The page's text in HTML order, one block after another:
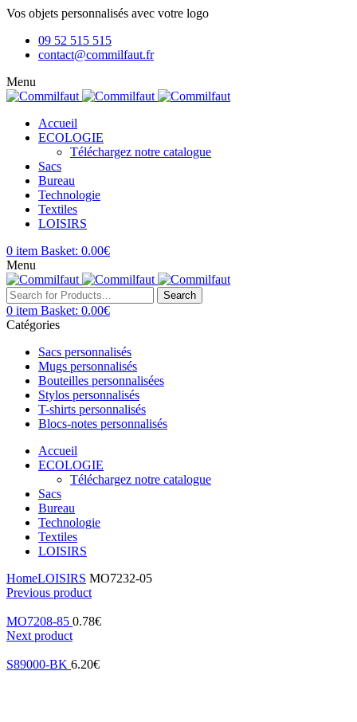
Vos objets personnalisés avec votre logo
09 52 515 515
contact@commilfaut.fr
Menu
Accueil
ECOLOGIE
Téléchargez notre catalogue
Sacs
Bureau
Technologie
Textiles
LOISIRS
0 item Basket: 0.00€
Menu
Search
0 item Basket: 0.00€
Catégories
Sacs personnalisés
Mugs personnalisés
Bouteilles personnalisées
Stylos personnalisés
T-shirts personnalisés
Blocs-notes personnalisés
Accueil
ECOLOGIE
Téléchargez notre catalogue
Sacs
Bureau
Technologie
Textiles
LOISIRS
HomeLOISIRS MO7232-05
Previous product
MO7208-85 0.78€
Next product
S89000-BK 6.20€